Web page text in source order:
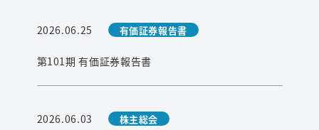
2026.06.25 有価証券報告書
第101期 有価証券報告書
2026.06.03 株主総会